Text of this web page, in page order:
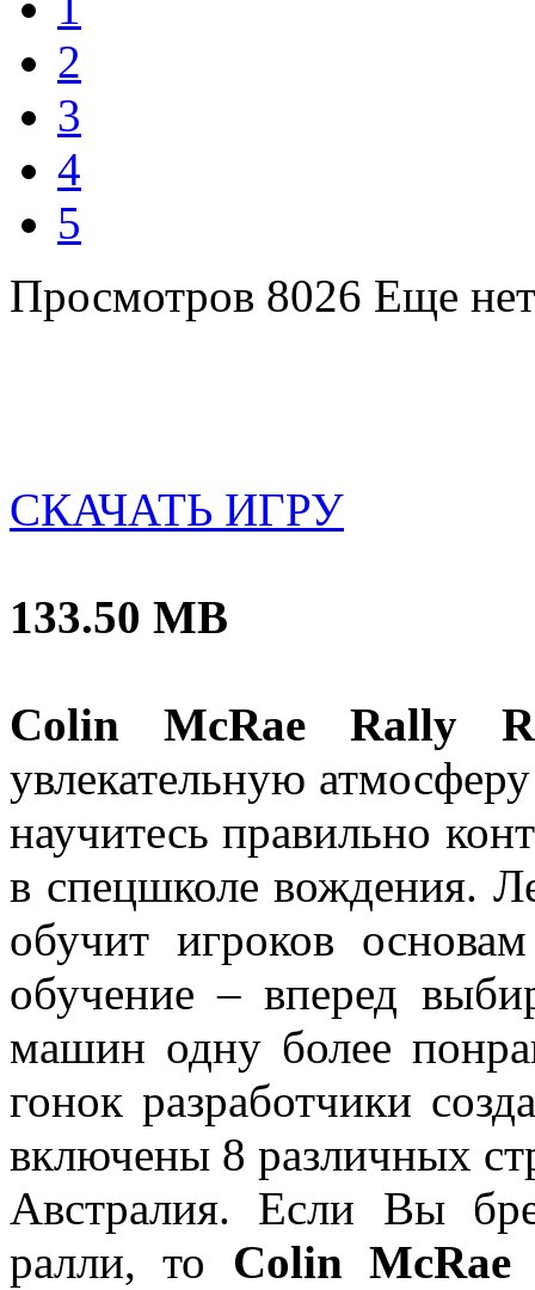
2
3
4
5
Просмотров 8026 Еще
СКАЧАТЬ ИГРУ
133.50 MB
Colin McRae Rally
увлекательную
научитесь правильно
в спецшколе вождения.
обучит игроков
обучение – вперед
машин одну более
гонок разработчики
включены 8 различных
Австралия. Если Вы
ралли, то Colin